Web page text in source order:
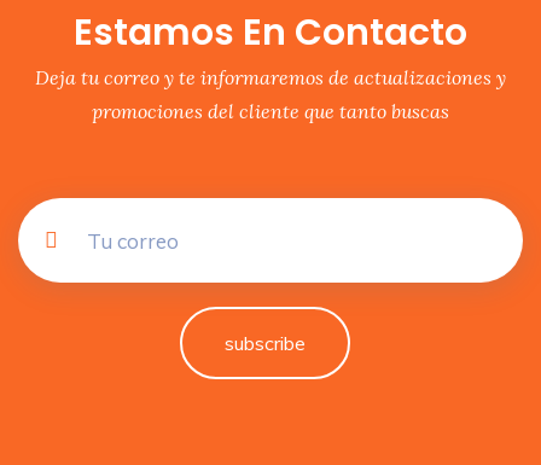
Estamos En Contacto
Deja tu correo y te informaremos de actualizaciones y
promociones del cliente que tanto buscas
subscribe